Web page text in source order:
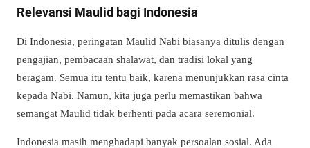
Relevansi Maulid bagi Indonesia
Di Indonesia, peringatan Maulid Nabi biasanya ditulis dengan
pengajian, pembacaan shalawat, dan tradisi lokal yang
beragam. Semua itu tentu baik, karena menunjukkan rasa cinta
kepada Nabi. Namun, kita juga perlu memastikan bahwa
semangat Maulid tidak berhenti pada acara seremonial.
Indonesia masih menghadapi banyak persoalan sosial. Ada